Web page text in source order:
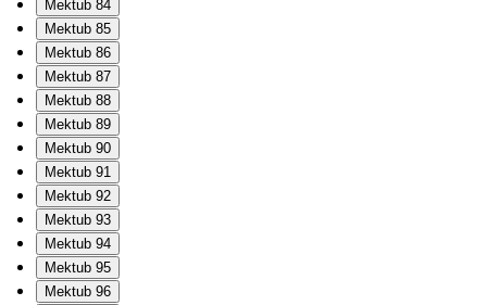
Mektub 84
Mektub 85
Mektub 86
Mektub 87
Mektub 88
Mektub 89
Mektub 90
Mektub 91
Mektub 92
Mektub 93
Mektub 94
Mektub 95
Mektub 96